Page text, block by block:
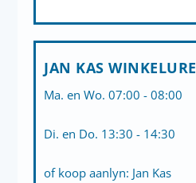
JAN KAS WINKELURE
Ma. en Wo. 07:00 - 08:00
Di. en Do. 13:30 - 14:30
of koop aanlyn: Jan Kas